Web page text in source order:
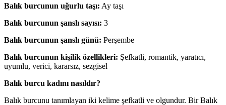
Balık burcunun uğurlu taşı: Ay taşı
Balık burcunun şanslı sayısı: 3
Balık burcunun şanslı günü: Perşembe
Balık burcunun kişilik özellikleri: Şefkatli, romantik, yaratıcı,
uyumlu, verici, kararsız, sezgisel
Balık burcu kadını nasıldır?
Balık burcunu tanımlayan iki kelime şefkatli ve olgundur. Bir Balık